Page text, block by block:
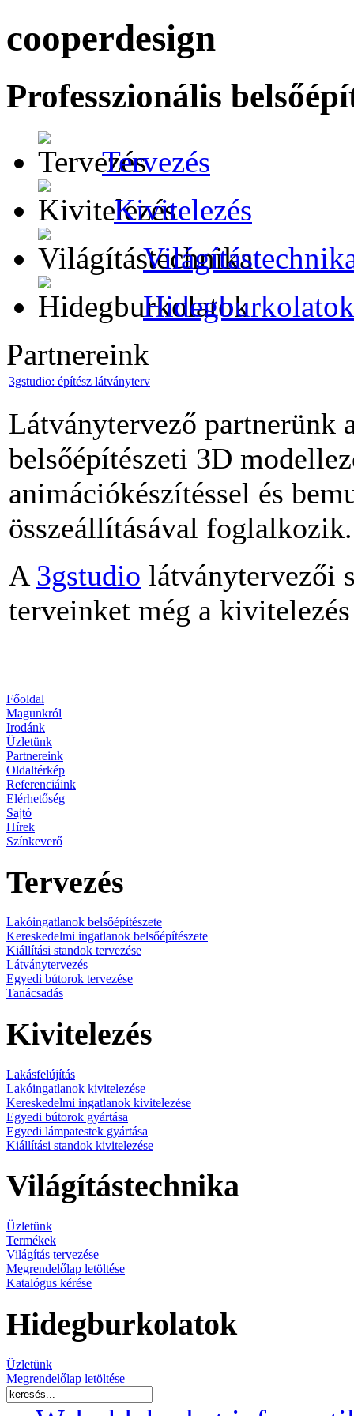
cooperdesign
Professzionális
Tervezés
Kivitelezés
Hidegburkolatok
Partnereink
3gstudio: építész látványterv
Látványtervező partnerünk
belsőépítészeti 3D
animációkészítéssel és
összeállításával foglalkozik.
A 3gstudio látványtervezői
terveinket még a
Főoldal
Magunkról
Irodánk
Üzletünk
Partnereink
Oldaltérkép
Referenciáink
Elérhetőség
Sajtó
Hírek
Színkeverő
Tervezés
Lakóingatlanok belsőépítészete
Kereskedelmi ingatlanok belsőépítészete
Kiállítási standok tervezése
Látványtervezés
Egyedi bútorok tervezése
Tanácsadás
Kivitelezés
Lakásfelújítás
Lakóingatlanok kivitelezése
Kereskedelmi ingatlanok kivitelezése
Egyedi bútorok gyártása
Egyedi lámpatestek gyártása
Kiállítási standok kivitelezése
Világítástechnika
Üzletünk
Termékek
Világítás tervezése
Megrendelőlap letöltése
Katalógus kérése
Hidegburkolatok
Üzletünk
Megrendelőlap letöltése